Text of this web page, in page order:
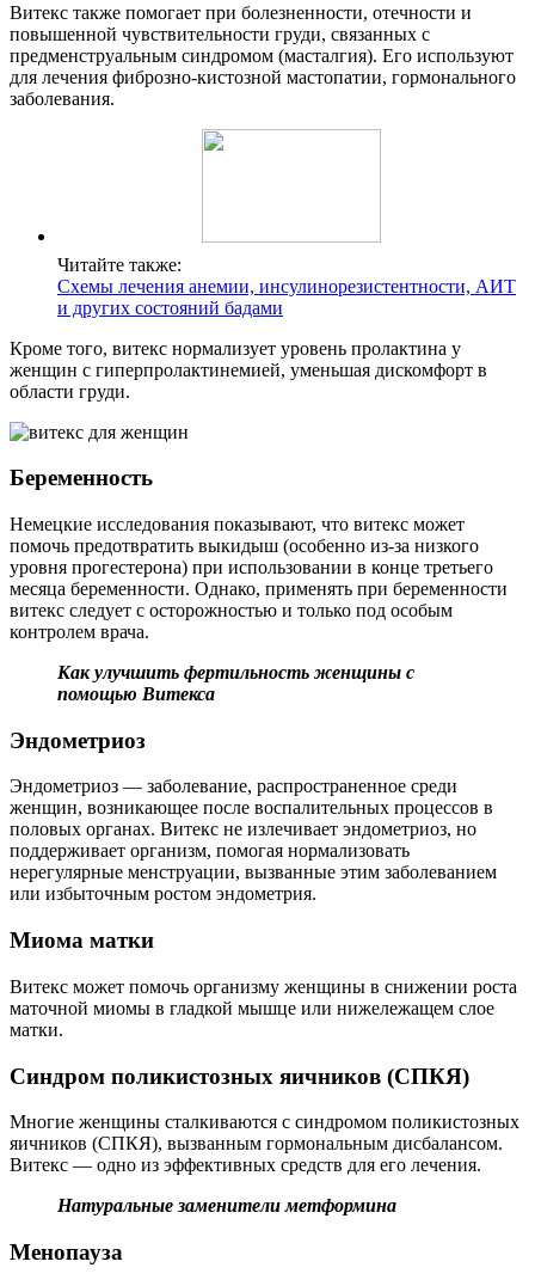
Витекс также помогает при болезненности, отечности и
повышенной чувствительности груди, связанных с
предменструальным синдромом (масталгия). Его используют
для лечения фиброзно-кистозной мастопатии, гормонального
заболевания.
Читайте также:
Схемы лечения анемии, инсулинорезистентности, АИТ
и других состояний бадами
Кроме того, витекс нормализует уровень пролактина у
женщин с гиперпролактинемией, уменьшая дискомфорт в
области груди.
Беременность
Немецкие исследования показывают, что витекс может
помочь предотвратить выкидыш (особенно из-за низкого
уровня прогестерона) при использовании в конце третьего
месяца беременности. Однако, применять при беременности
витекс следует с осторожностью и только под особым
контролем врача.
Как улучшить фертильность женщины с
помощью Витекса
Эндометриоз
Эндометриоз — заболевание, распространенное среди
женщин, возникающее после воспалительных процессов в
половых органах. Витекс не излечивает эндометриоз, но
поддерживает организм, помогая нормализовать
нерегулярные менструации, вызванные этим заболеванием
или избыточным ростом эндометрия.
Миома матки
Витекс может помочь организму женщины в снижении роста
маточной миомы в гладкой мышце или нижележащем слое
матки.
Синдром поликистозных яичников (СПКЯ)
Многие женщины сталкиваются с синдромом поликистозных
яичников (СПКЯ), вызванным гормональным дисбалансом.
Витекс — одно из эффективных средств для его лечения.
Натуральные заменители метформина
Менопауза